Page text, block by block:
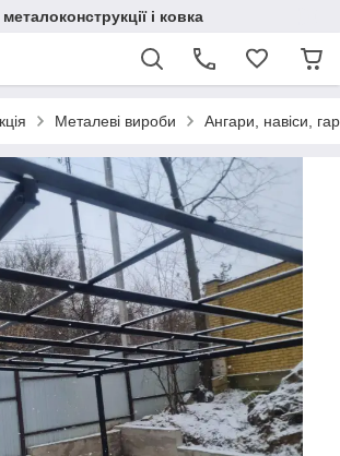
і ковка
Металеві вироби Ангари, навіси,